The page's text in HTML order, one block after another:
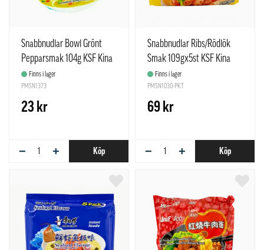
Snabbnudlar Bowl Grönt
Pepparsmak 104g KSF Kina
Finns i lager
PMSN1373
23 kr
− + Köp
Snabbnudlar Ribs/Rödlök
Smak 109gx5st KSF Kina
Finns i lager
PMSN1030-PKT
69 kr
− + Köp